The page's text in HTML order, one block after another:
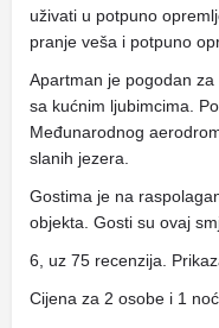
uživati ​​u potpuno
pranje veša i potpuno
Apartman je pogodan
sa kućnim ljubimcima.
Međunarodnog
slanih jezera.
Gostima je na
objekta. Gosti su ovaj
6, uz 75 recenzija.
Cijena za 2 osobe i 1